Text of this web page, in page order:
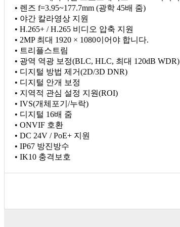
• 렌즈 f=3.95~177.7mm (광학 45배 줌)
• 야간 칼라영상 지원
• H.265+ / H.265 비디오 압축 지원
• 2MP 최대 1920 × 1080이어야 합니다.
• 트리플스트림
• 광역 역광 보정(BLC, HLC, 최대 120dB WDR)
• 디지털 방법 제거(2D/3D DNR)
• 디지털 안개 보정
• 지역적 관심 설정 지원(ROI)
• IVS(개체포기/누락)
• 디지털 16배 줌
• ONVIF 호환
• DC 24V / PoE+ 지원
• IP67 방진방수
• IK10 충격보호